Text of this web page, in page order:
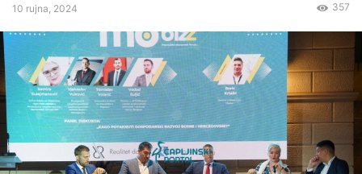
10 rujna, 2024 357